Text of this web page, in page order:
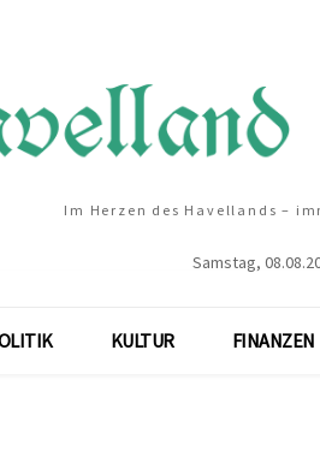
Im Herzen des Havellands –
Samstag,
KULTUR FINANZEN